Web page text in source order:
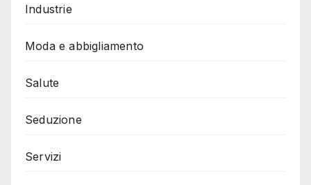
Industrie
Moda e abbigliamento
Salute
Seduzione
Servizi